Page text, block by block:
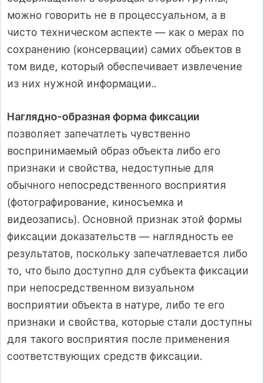
можно говорить не в процессуальном, а в
чисто техническом аспекте — как о мерах по
сохранению (консервации) самих объектов в
том виде, который обеспечивает извлечение
из них нужной информации..
Наглядно-образная форма фиксации
позволяет запечатлеть чувственно
воспринимаемый образ объекта либо его
признаки и свойства, недоступные для
обычного непосредственного восприятия
(фотографирование, киносъемка и
видеозапись). Основной признак этой формы
фиксации доказательств — наглядность ее
результатов, поскольку запечатлевается либо
то, что было доступно для субъекта фиксации
при непосредственном визуальном
восприятии объекта в натуре, либо те его
признаки и свойства, которые стали доступны
для такого восприятия после применения
соответствующих средств фиксации.